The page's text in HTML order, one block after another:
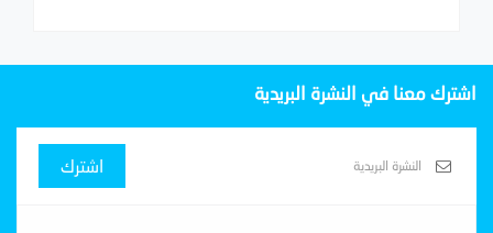
اشترك معنا في النشرة البريدية
اشترك